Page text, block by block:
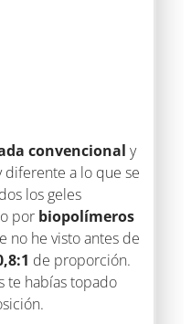
convencional y
a lo que se
los geles
por biopolímeros
no he visto antes de
de proporción.
te habías topado